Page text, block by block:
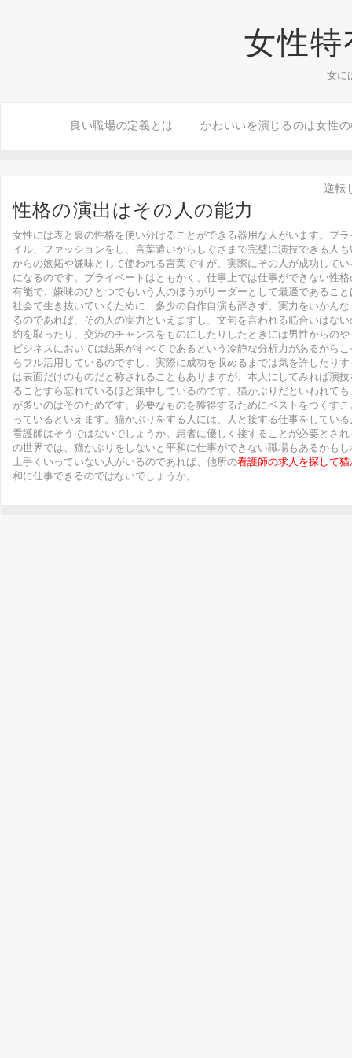
女性特
女に
良い職場の定義とは かわいいを演じるのは女性
逆転
性格の演出はその人の能力
女性には表と裏の性格を使い分けることができる器用な人がいます。プ
イル、ファッションをし、言葉遣いからしぐさまで完璧に演技できる人
からの嫉妬や嫌味として使われる言葉ですが、実際にその人が成功して
になるのです。プライベートはともかく、仕事上では仕事ができない性
有能で、嫌味のひとつでもいう人のほうがリーダーとして最適であるこ
社会で生き抜いていくために、多少の自作自演も辞さず、実力をいかん
るのであれば、その人の実力といえますし、文句を言われる筋合いはな
約を取ったり、交渉のチャンスをものにしたりしたときには男性からの
ビジネスにおいては結果がすべてであるという冷静な分析力があるから
らフル活用しているのですし、実際に成功を収めるまでは気を許したり
は表面だけのものだと称されることもありますが、本人にしてみれば演
ることすら忘れているほど集中しているのです。猫かぶりだといわれて
が多いのはそのためです。必要なものを獲得するためにベストをつくす
っているといえます。猫かぶりをする人には、人と接する仕事をしてい
看護師はそうではないでしょうか。患者に優しく接することが必要とさ
の世界では、猫かぶりをしないと平和に仕事ができない職場もあるかも
上手くいっていない人がいるのであれば、他所の看護師の求人を探して
和に仕事できるのではないでしょうか。